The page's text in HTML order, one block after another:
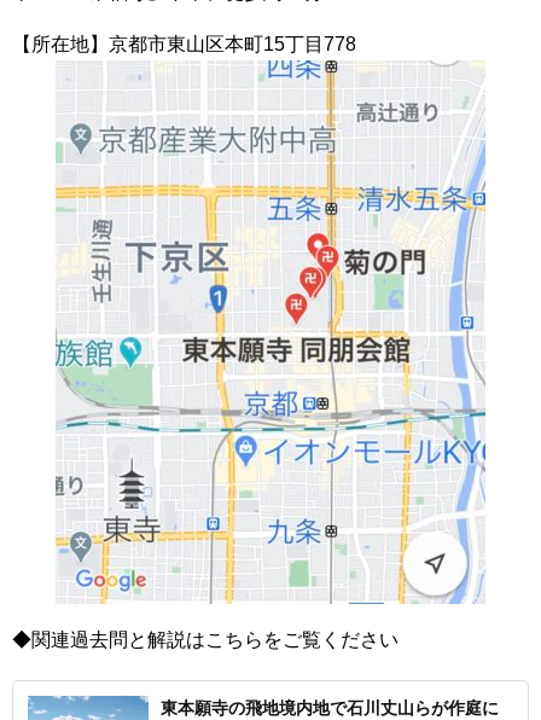
【所在地】京都市東山区本町15丁目778
◆関連過去問と解説はこちらをご覧ください
東本願寺の飛地境内地で石川丈山らが作庭に